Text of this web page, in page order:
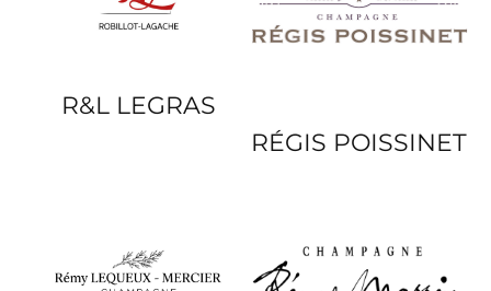
R&L LEGRAS
RÉGIS POISSINET